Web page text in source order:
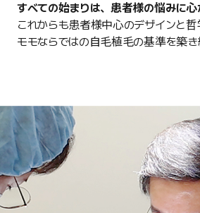
すべての始まりは、患者様の悩みに心
これからも患者様中心のデザインと哲
モモならではの自毛植毛の基準を築き